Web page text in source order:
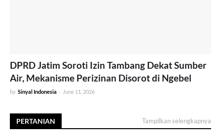
DPRD Jatim Soroti Izin Tambang Dekat Sumber
Air, Mekanisme Perizinan Disorot di Ngebel
by Sinyal Indonesia - June 11, 2026
PERTANIAN Tampilkan selengkapnya